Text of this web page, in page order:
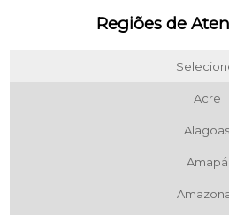
Regiões de
Acre
Alagoas
Amapá